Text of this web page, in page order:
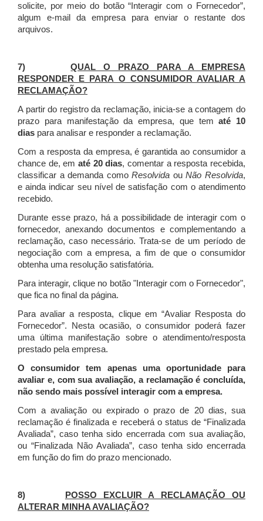
solicite, por meio do botão “Interagir com o Fornecedor”,
algum e-mail da empresa para enviar o restante dos
arquivos.
7)QUAL O PRAZO PARA A EMPRESA
RESPONDER E PARA O CONSUMIDOR AVALIAR A
RECLAMAÇÃO?
A partir do registro da reclamação, inicia-se a contagem do
prazo para manifestação da empresa, que tematé 10
dias para analisar e responder a reclamação.
Com a resposta da empresa, é garantida ao consumidor a
chance de, em até 20 dias, comentar a resposta recebida,
classificar a demanda comoResolvida ouNão Resolvida,
e ainda indicar seu nível de satisfação com o atendimento
recebido.
Durante esse prazo, há a possibilidade de interagir com o
fornecedor, anexando documentos e complementando a
reclamação, caso necessário.Trata-se de um período de
negociação com a empresa, a fim de que o consumidor
obtenha uma resolução satisfatória.
Para interagir, clique no botão "Interagir com o Fornecedor",
que fica no final da página.
Para avaliar a resposta, clique em “Avaliar Resposta do
Fornecedor”. Nesta ocasião, o consumidor poderá fazer
uma última manifestação sobre o atendimento/resposta
prestado pela empresa.
O consumidor tem apenas uma oportunidade para
avaliar e, com sua avaliação, a reclamação é concluída,
não sendo mais possível interagir com a empresa.
Com a avaliação ou expirado o prazo de 20 dias, sua
reclamação é finalizada e receberá o status de “Finalizada
Avaliada”, caso tenha sido encerrada com sua avaliação,
ou “Finalizada Não Avaliada”, caso tenha sido encerrada
em função do fim do prazo mencionado.
8)
POSSO EXCLUIR A RECLAMAÇÃO OU
ALTERAR MINHA AVALIAÇÃO?